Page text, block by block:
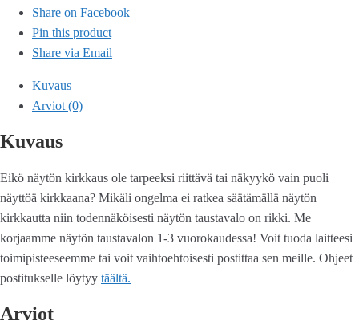
Share on Facebook
Pin this product
Share via Email
Kuvaus
Arviot (0)
Kuvaus
Eikö näytön kirkkaus ole tarpeeksi riittävä tai näkyykö vain puoli
näyttöä kirkkaana? Mikäli ongelma ei ratkea säätämällä näytön
kirkkautta niin todennäköisesti näytön taustavalo on rikki. Me
korjaamme näytön taustavalon 1-3 vuorokaudessa! Voit tuoda laitteesi
toimipisteeseemme tai voit vaihtoehtoisesti postittaa sen meille. Ohjeet
postitukselle löytyy täältä.
Arviot